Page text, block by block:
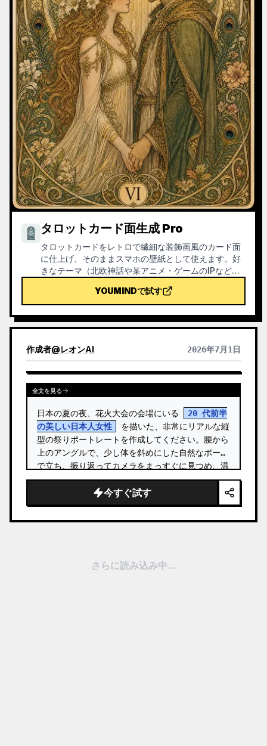
タロットカード面生成 Pro
タロットカードをレトロで繊細な装飾画風のカード面
に仕上げ、そのままスマホの壁紙として使えます。好
きなテーマ（北欧神話や某アニメ・ゲームのIPなど）
た、意味も美しいタロットカード画像を生成します。
全78枚のセット、単一グループ、または数枚のカスタ
ム選択に対応し、画像は繊細で長く楽しめる仕上がり
で、粗いAI特有のプラスチック感はありません。
ードを引いて解釈することも可能です（定期タスクの
YOUMINDで試す
作成者@レオンAI 2026年7月1日
全文を見る
日本の夏の夜、花火大会の会場にいる
20 代前半
の美しい日本人女性
を描いた、非常にリアルな縦
型の祭りポートレートを作成してください。腰から
上のアングルで、少し体を斜めにした自然なポーズ
で立ち、振り返ってカメラをまっすぐに見つめ、温
かみのある自然な笑顔を浮かべています。 …
今すぐ試す
さらに読み込み中...